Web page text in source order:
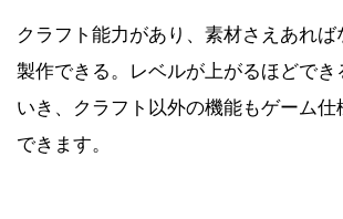
クラフト能力があり、素材さえあれば
製作できる。レベルが上がるほどでき
いき、クラフト以外の機能もゲーム
できます。